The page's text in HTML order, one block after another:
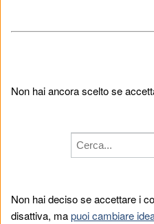
Non hai ancora scelto se
Non hai deciso se accettare i
disattiva, mapuoi cambiare